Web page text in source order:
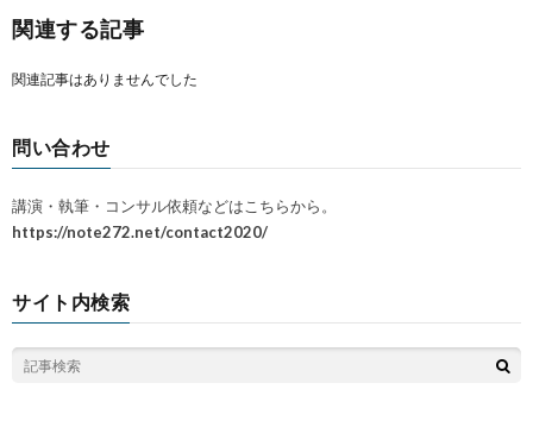
関連する記事
関連記事はありませんでした
問い合わせ
講演・執筆・コンサル依頼などはこちらから。
https://note272.net/contact2020/
サイト内検索